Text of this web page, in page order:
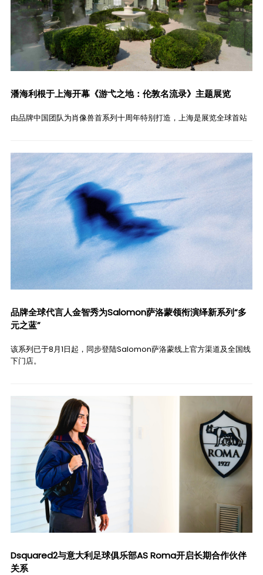
潘海利根于上海开幕《游弋之地：伦敦名流录》主题展览
由品牌中国团队为肖像兽首系列十周年特别打造，上海是展览全球首站
品牌全球代言人金智秀为Salomon萨洛蒙领衔演绎新系列“多
元之蓝”
该系列已于8月1日起，同步登陆Salomon萨洛蒙线上官方渠道及全国线
下门店。
Dsquared2与意大利足球俱乐部AS Roma开启长期合作伙伴
关系